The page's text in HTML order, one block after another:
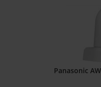
Panasonic